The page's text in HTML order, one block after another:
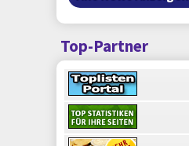
Top-Partner